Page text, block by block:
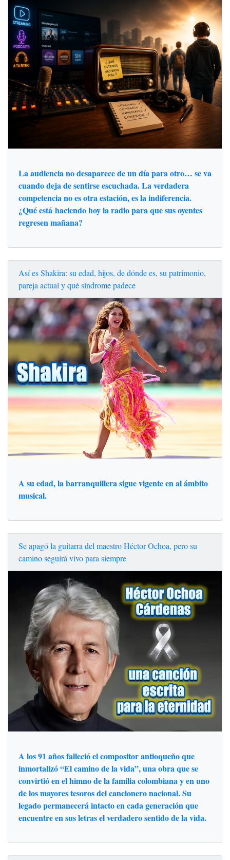
La audiencia no desaparece de un día para otro… se va
cuando deja de sentirse escuchada. La verdadera
competencia no es otra estación, es la indiferencia.
¿Qué está haciendo hoy la radio para que sus oyentes
regresen mañana?
Así es Shakira: su edad, hijos, de dónde es, su patrimonio,
pareja actual y qué síndrome padece
A su edad, la barranquillera sigue vigente en al ámbito
musical.
Se apagó la guitarra del maestro Héctor Ochoa, pero su
camino seguirá vivo para siempre
A los 91 años falleció el compositor antioqueño que
inmortalizó “El camino de la vida”, una obra que se
convirtió en el himno de la familia colombiana y en uno
de los mayores tesoros del cancionero nacional. Su
legado permanecerá intacto en cada generación que
encuentre en sus letras el verdadero sentido de la vida.